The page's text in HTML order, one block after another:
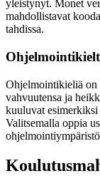
yleistynyt. Monet
mahdollistavat
tahdissa.
Ohjelmointikieliä on
vahvuutensa ja
kuuluvat
Valitsemalla oppia